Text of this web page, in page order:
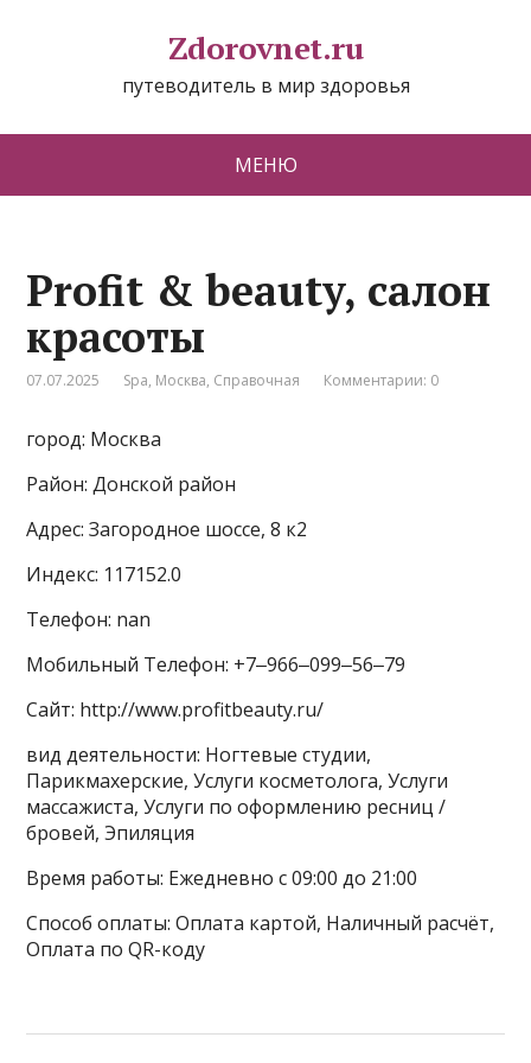
Zdorovnet.ru
путеводитель в мир здоровья
МЕНЮ
Profit & beauty, салон
красоты
07.07.2025 Spa, Москва, Справочная Комментарии: 0
город: Москва
Район: Донской район
Адрес: Загородное шоссе, 8 к2
Индекс: 117152.0
Телефон: nan
Мобильный Телефон: +7‒966‒099‒56‒79
Сайт: http://www.profitbeauty.ru/
вид деятельности: Ногтевые студии,
Парикмахерские, Услуги косметолога, Услуги
массажиста, Услуги по оформлению ресниц /
бровей, Эпиляция
Время работы: Ежедневно с 09:00 до 21:00
Способ оплаты: Оплата картой, Наличный расчёт,
Оплата по QR-коду